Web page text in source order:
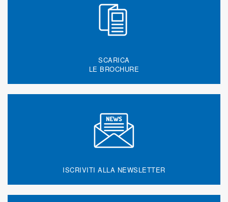
SCARICA
LE BROCHURE
ISCRIVITI ALLA NEWSLETTER